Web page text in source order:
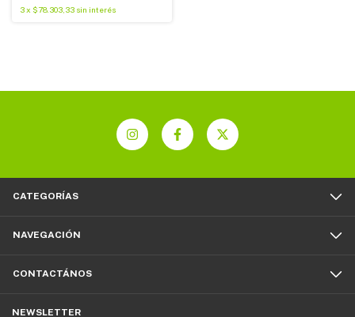
3x $78.303,33 sin interés
CATEGORÍAS
NAVEGACIÓN
CONTACTÁNOS
NEWSLETTER